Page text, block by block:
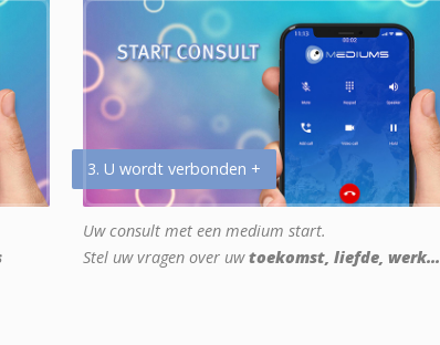
3. U wordt verbonden +
Uw consult met een medium start.
Stel uw vragen over uwtoekomst, liefde, werk...